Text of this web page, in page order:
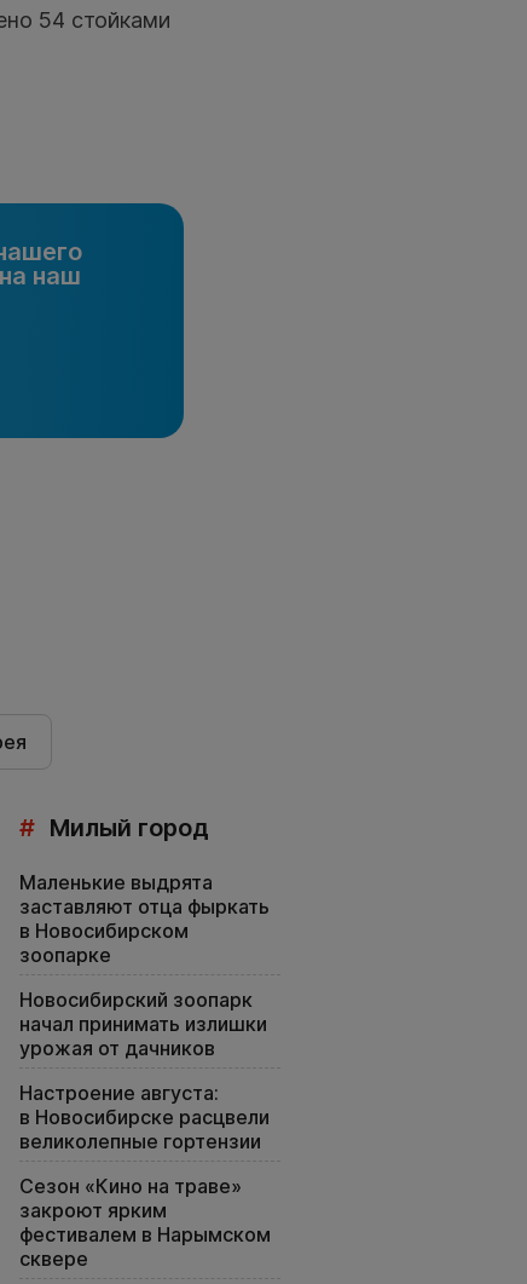
54 стойками
наш
# Милый город
Маленькие выдрята
заставляют отца фыркать
в Новосибирском
зоопарке
Новосибирский зоопарк
начал принимать излишки
урожая от дачников
Настроение августа:
в Новосибирске расцвели
великолепные гортензии
Сезон «Кино на траве»
закроют ярким
фестивалем в Нарымском
сквере